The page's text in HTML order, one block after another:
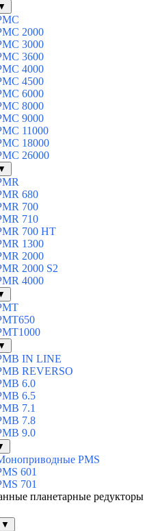
2000
3000
3600
4000
4500
6000
8000
9000
11000
18000
26000
680
700
710
700 HT
1300
2000
2000 S2
4000
IN LINE
REVERSO
6.0
6.5
7.1
7.8
9.0
PMS
601
701
планетарные редукторы
▼